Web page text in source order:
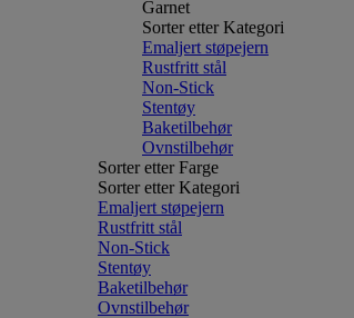
Garnet
Sorter etter Kategori
Emaljert støpejern
Rustfritt stål
Non-Stick
Stentøy
Baketilbehør
Ovnstilbehør
Sorter etter Farge
Sorter etter Kategori
Emaljert støpejern
Rustfritt stål
Non-Stick
Stentøy
Baketilbehør
Ovnstilbehør